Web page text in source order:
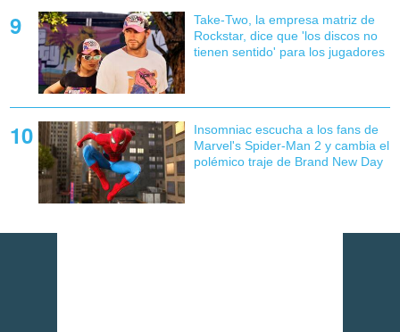
Take-Two, la empresa matriz de
Rockstar, dice que 'los discos no
tienen sentido' para los jugadores
Insomniac escucha a los fans de
Marvel's Spider-Man 2 y cambia el
polémico traje de Brand New Day